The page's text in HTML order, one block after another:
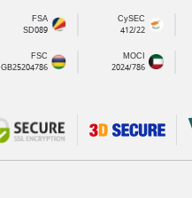
CySEC
412/22
FSA
SD089
MOCI
2024/786
FSC
GB25204786